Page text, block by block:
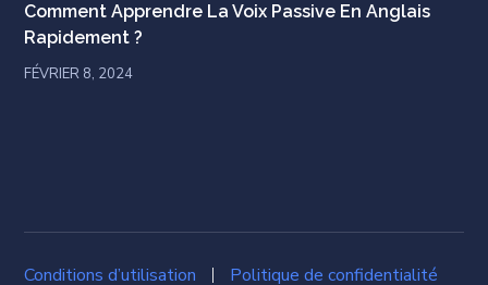
Comment Apprendre La Voix Passive En Anglais
Rapidement ?
FÉVRIER 8, 2024
Conditions d’utilisation Politique de confidentialité